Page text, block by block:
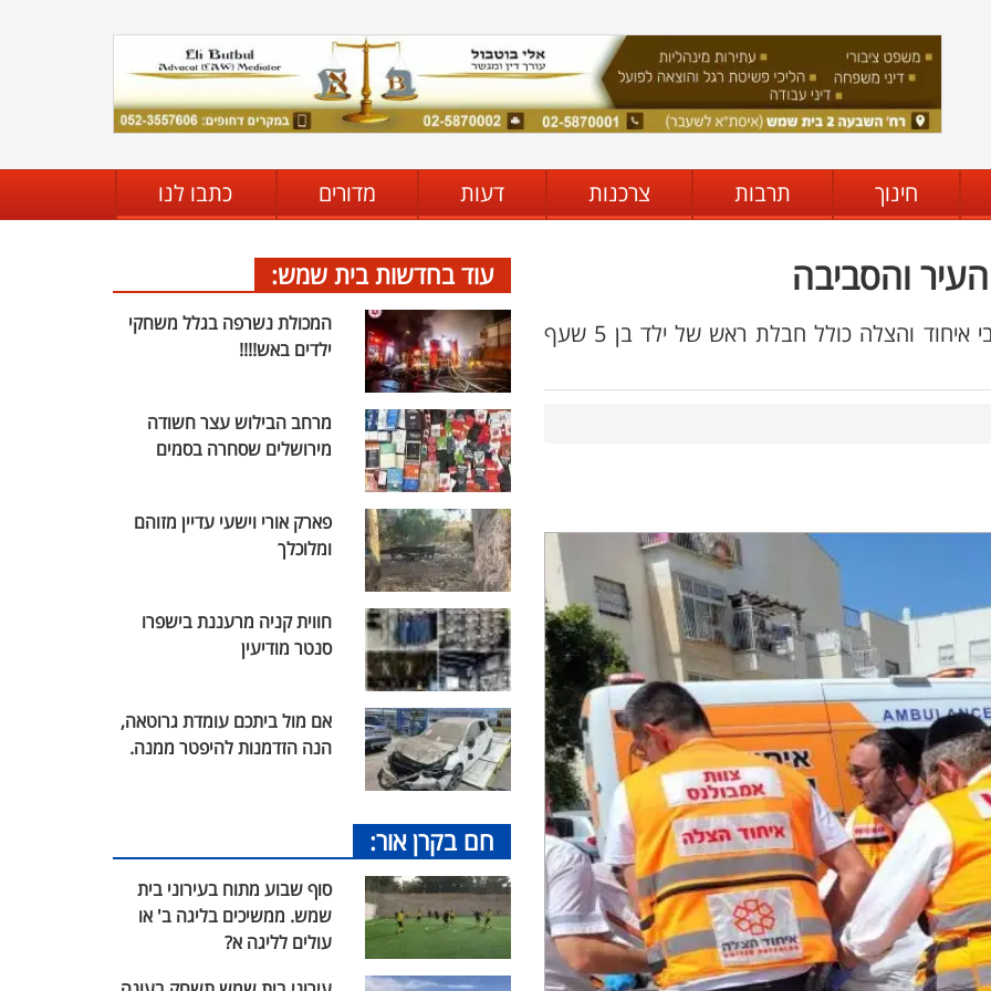
חינוך תרבות צרכנות דעות מדורים כתבו לנו
יומיים של חג ושבת גדושי פעילות של מתנדבי איחוד והצלה כולל חבלת ראש של ילד בן 5 שעף
עוד בחדשות בית שמש:
המכולת נשרפה בגלל משחקי
ילדים באש!!!!
מרחב הבילוש עצר חשודה
מירושלים שסחרה בסמים
פארק אורי וישעי עדיין מזוהם
ומלוכלך
חווית קניה מרעננת בישפרו
סנטר מודיעין
אם מול ביתכם עומדת גרוטאה,
הנה הזדמנות להיפטר ממנה.
חם בקרן אור:
סוף שבוע מתוח בעירוני בית
שמש. ממשיכים בליגה ב' או
עולים לליגה א?